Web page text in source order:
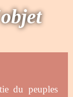
du peuples